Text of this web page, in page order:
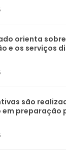
orienta
e os serviços
são
em preparação